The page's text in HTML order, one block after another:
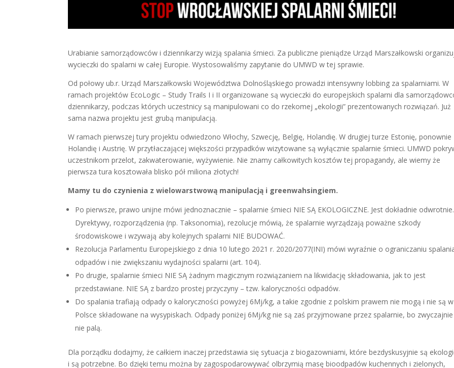
Urabianie samorządowców i dziennikarzy wizją spalania śmieci. Za publiczne pieniądze Urząd Marszałkowski
wycieczki do spalarni w całej Europie. Wystosowaliśmy zapytanie do UMWD w tej sprawie.
Od połowy ub.r. Urząd Marszałkowski Województwa Dolnośląskiego prowadzi intensywny lobbing za spalarniami. W
ramach projektów EcoLogic – Study Trails I i II organizowane są wycieczki do europejskich spalarni dla
dziennikarzy, podczas których uczestnicy są manipulowani co do rzekomej „ekologii” prezentowanych rozwiązań. Już
sama nazwa projektu jest grubą manipulacją.
W ramach pierwszej tury projektu odwiedzono Włochy, Szwecję, Belgię, Holandię. W drugiej turze Estonię, ponownie
Holandię i Austrię. W przytłaczającej większości przypadków wizytowane są wyłącznie spalarnie śmieci. UMWD
uczestnikom przelot, zakwaterowanie, wyżywienie. Nie znamy całkowitych kosztów tej propagandy, ale wiemy że
pierwsza tura kosztowała blisko pół miliona złotych!
Mamy tu do czynienia z wielowarstwową manipulacją i greenwahsingiem.
Po pierwsze, prawo unijne mówi jednoznacznie – spalarnie śmieci NIE SĄ EKOLOGICZNE. Jest dokładnie odwrotnie.
Dyrektywy, rozporządzenia (np. Taksonomia), rezolucje mówią, że spalarnie wyrządzają poważne szkody
środowiskowe i wzywają aby kolejnych spalarni NIE BUDOWAĆ.
Rezolucja Parlamentu Europejskiego z dnia 10 lutego 2021 r. 2020/2077(INI) mówi wyraźnie o ograniczaniu
odpadów i nie zwiększaniu wydajności spalarni (art. 104).
Po drugie, spalarnie śmieci NIE SĄ żadnym magicznym rozwiązaniem na likwidację składowania, jak to jest
przedstawiane. NIE SĄ z bardzo prostej przyczyny – tzw. kaloryczności odpadów.
Do spalania trafiają odpady o kaloryczności powyżej 6Mj/kg, a takie zgodnie z polskim prawem nie mogą i nie są w
Polsce składowane na wysypiskach. Odpady poniżej 6Mj/kg nie są zaś przyjmowane przez spalarnie, bo zwyczajnie
nie palą.
Dla porządku dodajmy, że całkiem inaczej przedstawia się sytuacja z biogazowniami, które bezdyskusyjnie są
i są potrzebne. Bo dzięki temu można by zagospodarowywać olbrzymią masę bioodpadów kuchennych i zielonych,